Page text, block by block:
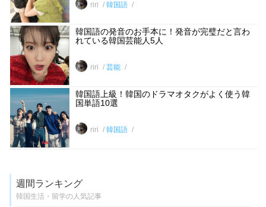
riri 韓国語
韓国語の発音のお手本に！発音が完璧だと言わ
れている韓国芸能人5人
riri 芸能
韓国語上級！韓国のドラマオタクがよく使う韓
国単語10選
riri 韓国語
週間ランキング
韓国生活・留学の人気記事